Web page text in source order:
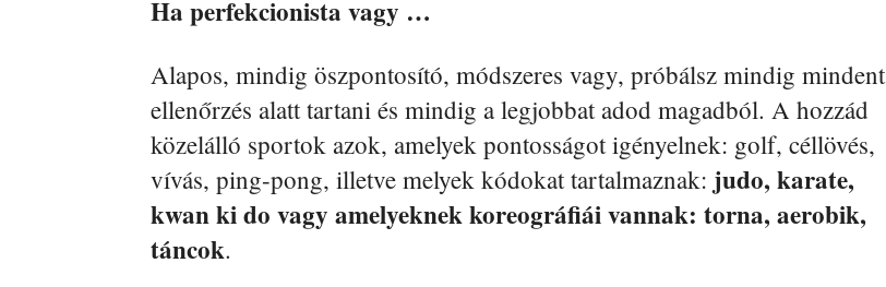
Ha perfekcionista vagy …
Alapos, mindig öszpontosító, módszeres vagy, próbálsz mindig mindent
ellenőrzés alatt tartani és mindig a legjobbat adod magadból. A hozzád
közelálló sportok azok, amelyek pontosságot igényelnek: golf, céllövés,
vívás, ping-pong, illetve melyek kódokat tartalmaznak: judo, karate,
kwan ki do vagy amelyeknek koreográfiái vannak: torna, aerobik,
táncok.